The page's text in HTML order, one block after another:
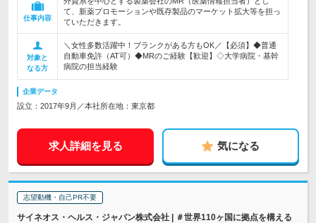
仕事内容
て、新薬プロモーションや既存製品のマーケット拡大等を担っ
ていただきます。
対象と
なる方
＼女性多数活躍中！ブランクがある方もOK／【必須】◆普通
自動車免許（AT可）◆MRのご経験【歓迎】◇大学病院・基幹
病院の担当経験
企業データ
設立：2017年9月／本社所在地：東京都
求人詳細を見る 気になる
志望動機・自己PR不要
サイネオス・ヘルス・ジャパン株式会社 | ＃世界110ヶ国に拠点を構える